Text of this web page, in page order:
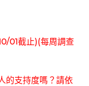
01截止)(每周調查
的支持度嗎？請依